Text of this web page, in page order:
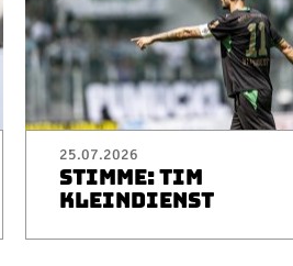
25.07.2026
STIMME: TIM
KLEINDIENST